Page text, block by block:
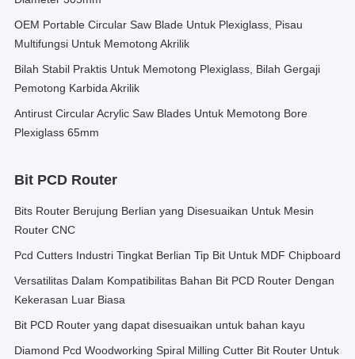
OEM Portable Circular Saw Blade Untuk Plexiglass, Pisau
Multifungsi Untuk Memotong Akrilik
Bilah Stabil Praktis Untuk Memotong Plexiglass, Bilah Gergaji
Pemotong Karbida Akrilik
Antirust Circular Acrylic Saw Blades Untuk Memotong Bore
Plexiglass 65mm
Bit PCD Router
Bits Router Berujung Berlian yang Disesuaikan Untuk Mesin
Router CNC
Pcd Cutters Industri Tingkat Berlian Tip Bit Untuk MDF Chipboard
Versatilitas Dalam Kompatibilitas Bahan Bit PCD Router Dengan
Kekerasan Luar Biasa
Bit PCD Router yang dapat disesuaikan untuk bahan kayu
Diamond Pcd Woodworking Spiral Milling Cutter Bit Router Untuk